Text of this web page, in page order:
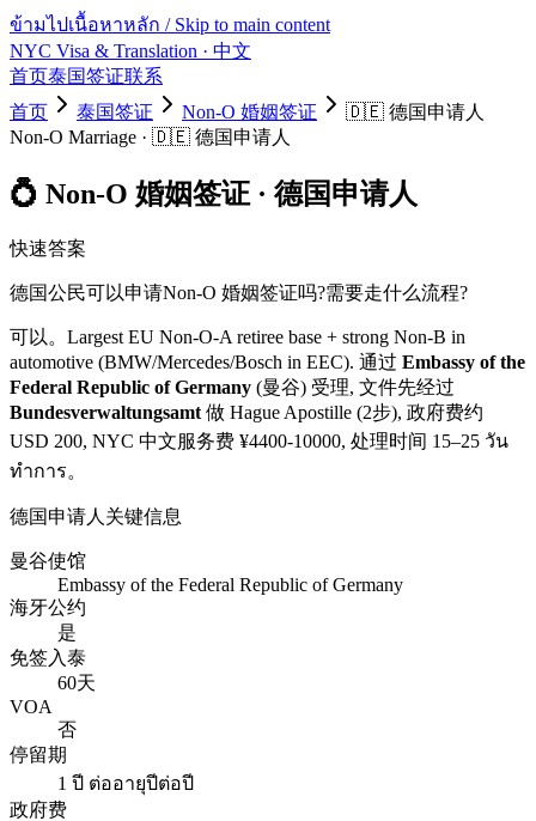
ข้ามไปเนื้อหาหลัก / Skip to main content
NYC Visa & Translation · 中文
首页泰国签证联系
首页
泰国签证 Non-O 婚姻签证 🇩🇪 德国申请人
Non-O Marriage · 🇩🇪 德国申请人
💍 Non-O 婚姻签证 · 德国申请人
快速答案
德国公民可以申请Non-O 婚姻签证吗?需要走什么流程?
可以。 Largest EU Non-O-A retiree base + strong Non-B in
automotive (BMW/Mercedes/Bosch in EEC). 通过 Embassy of the
Federal Republic of Germany (曼谷) 受理, 文件先经过
Bundesverwaltungsamt 做 Hague Apostille (2步), 政府费约
USD 200, NYC 中文服务费 ¥4400-10000, 处理时间 15–25 วัน
ทำการ。
德国申请人关键信息
曼谷使馆
Embassy of the Federal Republic of Germany
海牙公约
是
免签入泰
60天
VOA
否
停留期
1 ปี ต่ออายุปีต่อปี
政府费